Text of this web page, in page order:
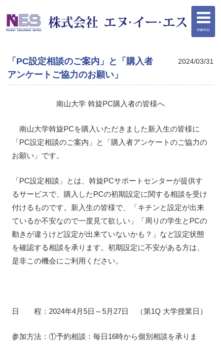
menu
「PC設定相談のご案内」と「購入者
アンケートご協力のお願い」
2024/03/31
南山大学 斡旋PC購入者の皆様へ
南山大学斡旋PCを購入いただきました新入生の皆様に
「PC設定相談のご案内」と「購入者アンケートのご協力の
お願い」です。
「PC設定相談」とは、斡旋PCサポートセンターが提供す
るサービスで、購入したPCの初期設定に関する相談を受け
付けるものです。新入生の皆様で、「キチンと設定が出来
ているか不安なので一度見て欲しい」「周りの学生とPCの
動きが違うけど設定が出来ていないかも？」など設定状態
を確認する相談を承ります。初期設定に不安がある方は、
是非この機会にご利用ください。
日 程：2024年4月5日～5月27日 （第1Q 大学授業日）
参加方法：①予約相談：毎日16時から個別相談を承りま